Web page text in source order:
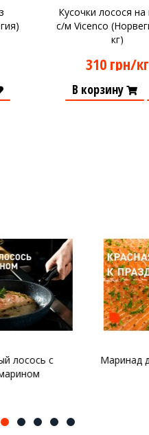
Кусочки лосося на
с/м Vicenco
кг)
310 грн/кг
В корзину
Маринад для